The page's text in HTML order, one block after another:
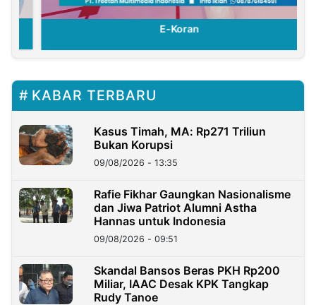
E-Koran
KABAR TERBARU
Kasus Timah, MA: Rp271 Triliun
Bukan Korupsi
09/08/2026 - 13:35
Rafie Fikhar Gaungkan Nasionalisme
dan Jiwa Patriot Alumni Astha
Hannas untuk Indonesia
09/08/2026 - 09:51
Skandal Bansos Beras PKH Rp200
Miliar, IAAC Desak KPK Tangkap
Rudy Tanoe